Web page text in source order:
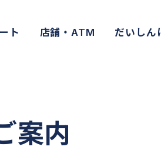
ト 店舗・ATM だいしん
案内